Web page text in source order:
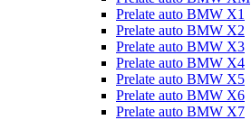
Prelate auto BMW X1
Prelate auto BMW X2
Prelate auto BMW X3
Prelate auto BMW X4
Prelate auto BMW X5
Prelate auto BMW X6
Prelate auto BMW X7